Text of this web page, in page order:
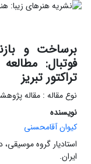
برساخت و
فوتبال:
تراکتور تبریز
نوع مقاله : مقاله
نویسنده
کیوان آقامحسنی
استادیار گروه
ایران.